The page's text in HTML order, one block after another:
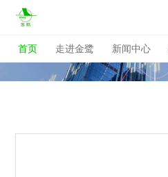
首页 走进金鹭 新闻中心